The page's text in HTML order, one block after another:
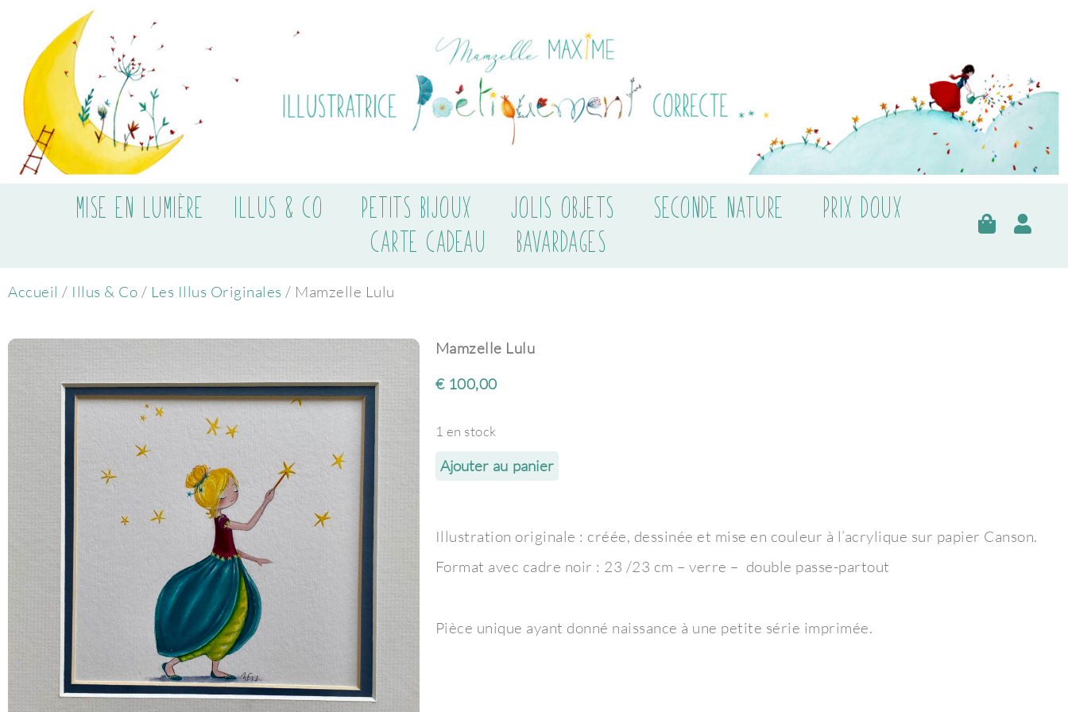
MISE EN LUMIÈRE ILLUS & CO PETITS BIJOUX JOLIS OBJETS SECONDE NATURE
PRIX DOUX
CARTE CADEAU
BAVARDAGES
Accueil / Illus & Co / Les Illus Originales / Mamzelle Lulu
Mamzelle Lulu
€100,00
1 en stock
Ajouter au panier
Illustration originale : créée, dessinée et mise en couleur à l’acrylique sur papier Canson.
Format avec cadre noir : 23 /23 cm – verre – double passe-partout
Pièce unique ayant donné naissance à une petite série imprimée.